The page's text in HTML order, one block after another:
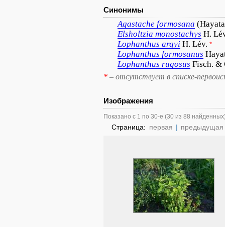
Синонимы
Agastache formosana
Elsholtzia monostachys H.
Lophanthus argyi H. Lév. *
Lophanthus formosanus
Lophanthus rugosus Fisch. &
* – отсутствует в списке-
Изображения
Показано с 1 по 30-е (30 из 88
Страница: первая | предыдущая